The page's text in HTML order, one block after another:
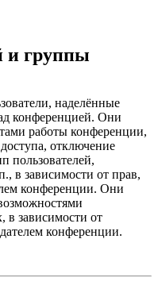
и группы
наделённые
конференцией. Они
работы конференции,
отключение
пользователей,
в зависимости от прав,
конференции. Они
в зависимости от
конференции.